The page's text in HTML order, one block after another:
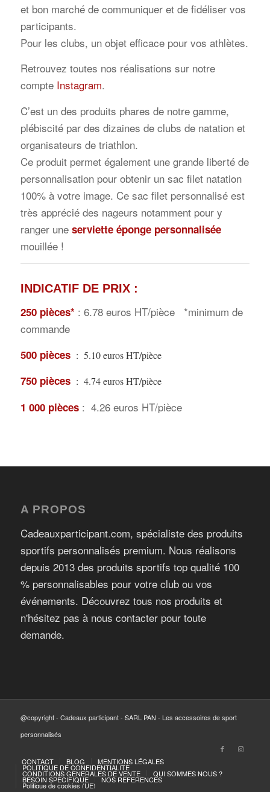
et bon marché de communiquer et de fidéliser vos
participants.
Pour les clubs, un objet efficace pour vos athlètes.
Retrouvez toutes nos réalisations sur notre
compte Instagram.
C’est un des produits phares de notre gamme,
plébiscité par des dizaines de clubs de natation et
organisateurs de triathlon.
Ce produit permet également une grande liberté de
personnalisation pour obtenir un sac filet natation
100% à votre image. Ce sac filet personnalisé est
très apprécié des nageurs notamment pour y
ranger une serviette éponge personnalisée
mouillée !
INDICATIF DE PRIX:
250 pièces* : 6.78 euros HT/pièce *minimum de
commande
500 pièces : 5.10 euros HT/pièce
750 pièces : 4.74 euros HT/pièce
1 000 pièces : 4.26 euros HT/pièce
A PROPOS
Cadeauxparticipant.com, spécialiste des produits
sportifs personnalisés premium. Nous réalisons
depuis 2013 des produits sportifs top qualité 100
% personnalisables pour votre club ou vos
événements. Découvrez tous nos produits et
n'hésitez pas à nous contacter pour toute
demande.
@copyright - Cadeaux participant - SARL PAN - Les accessoires de sport
personnalisés
CONTACT BLOG MENTIONS LÉGALES
POLITIQUE DE CONFIDENTIALITE
CONDITIONS GENERALES DE VENTE QUI SOMMES NOUS ?
BESOIN SPECIFIQUE NOS REFERENCES
Politique de cookies (UE)